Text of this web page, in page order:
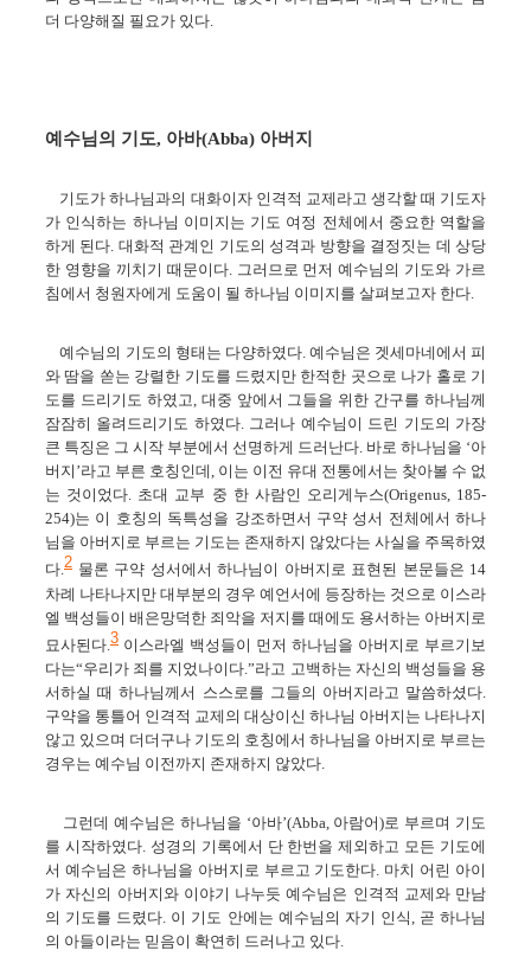
더 다양해질 필요가 있다.
예수님의 기도, 아바(Abba) 아버지
기도가 하나님과의 대화이자 인격적 교제라고 생각할 때 기도자
가 인식하는 하나님 이미지는 기도 여정 전체에서 중요한 역할을
하게 된다. 대화적 관계인 기도의 성격과 방향을 결정짓는 데 상당
한 영향을 끼치기 때문이다. 그러므로 먼저 예수님의 기도와 가르
침에서 청원자에게 도움이 될 하나님 이미지를 살펴보고자 한다.
예수님의 기도의 형태는 다양하였다. 예수님은 겟세마네에서 피
와 땀을 쏟는 강렬한 기도를 드렸지만 한적한 곳으로 나가 홀로 기
도를 드리기도 하였고, 대중 앞에서 그들을 위한 간구를 하나님께
잠잠히 올려드리기도 하였다. 그러나 예수님이 드린 기도의 가장
큰 특징은 그 시작 부분에서 선명하게 드러난다. 바로 하나님을 ‘아
버지’라고 부른 호칭인데, 이는 이전 유대 전통에서는 찾아볼 수 없
는 것이었다. 초대 교부 중 한 사람인 오리게누스(Origenus, 185-
254)는 이 호칭의 독특성을 강조하면서 구약 성서 전체에서 하나
님을 아버지로 부르는 기도는 존재하지 않았다는 사실을 주목하였
다.2 물론 구약 성서에서 하나님이 아버지로 표현된 본문들은 14
차례 나타나지만 대부분의 경우 예언서에 등장하는 것으로 이스라
엘 백성들이 배은망덕한 죄악을 저지를 때에도 용서하는 아버지로
묘사된다. 3 이스라엘 백성들이 먼저 하나님을 아버지로 부르기보
다는“우리가 죄를 지었나이다.”라고 고백하는 자신의 백성들을 용
서하실 때 하나님께서 스스로를 그들의 아버지라고 말씀하셨다.
구약을 통틀어 인격적 교제의 대상이신 하나님 아버지는 나타나지
않고 있으며 더더구나 기도의 호칭에서 하나님을 아버지로 부르는
경우는 예수님 이전까지 존재하지 않았다.
그런데 예수님은 하나님을 ‘아바’(Abba, 아람어)로 부르며 기도
를 시작하였다. 성경의 기록에서 단 한번을 제외하고 모든 기도에
서 예수님은 하나님을 아버지로 부르고 기도한다. 마치 어린 아이
가 자신의 아버지와 이야기 나누듯 예수님은 인격적 교제와 만남
의 기도를 드렸다. 이 기도 안에는 예수님의 자기 인식, 곧 하나님
의 아들이라는 믿음이 확연히 드러나고 있다.